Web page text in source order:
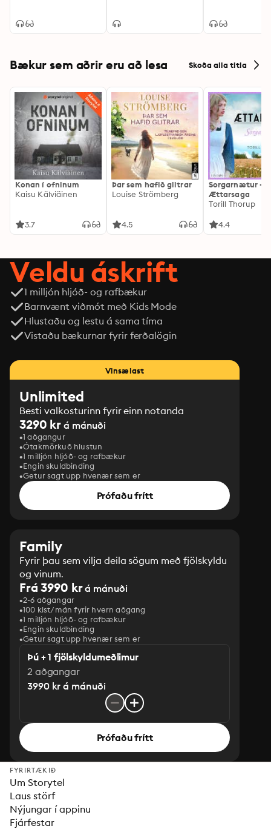
Bækur sem aðrir eru að lesa Skoða alla titla
Konan í ofninum
Kaisu Kälviäinen
3.7
Þar sem hafið glitrar
Louise Strömberg
4.5
Sorgarnætur -
Ættarsaga
Torill Thorup
4.4
Veldu áskrift
1 milljón hljóð- og rafbækur
Barnvænt viðmót með Kids Mode
Hlustaðu og lestu á sama tíma
Vistaðu bækurnar fyrir ferðalögin
Vinsælast
Unlimited
Besti valkosturinn fyrir einn notanda
3290 kr á mánuði
1 aðgangur
Ótakmörkuð hlustun
1 milljón hljóð- og rafbækur
Engin skuldbinding
Getur sagt upp hvenær sem er
Prófaðu frítt
Family
Fyrir þau sem vilja deila sögum með fjölskyldu
og vinum.
Frá 3990 krá mánuði
2-6 aðgangar
100 klst/mán fyrir hvern aðgang
1 milljón hljóð- og rafbækur
‎Engin skuldbinding
Getur sagt upp hvenær sem er
Þú + 1 fjölskyldumeðlimur
2 aðgangar
3990 kr á mánuði
Prófaðu frítt
FYRIRTÆKIÐ
Um Storytel
Laus störf
Nýjungar í appinu
Fjárfestar